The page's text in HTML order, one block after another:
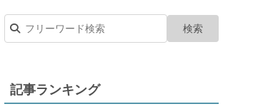
記事ランキング